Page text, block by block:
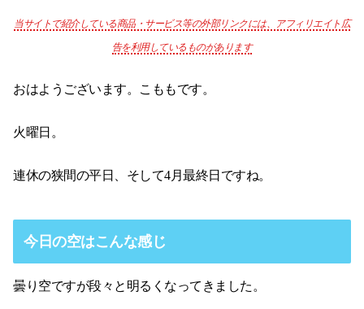
当サイトで紹介している商品・サービス等の外部リンクには、アフィリエイト広
告を利用しているものがあります
おはようございます。こももです。
火曜日。
連休の狭間の平日、そして4月最終日ですね。
今日の空はこんな感じ
曇り空ですが段々と明るくなってきました。